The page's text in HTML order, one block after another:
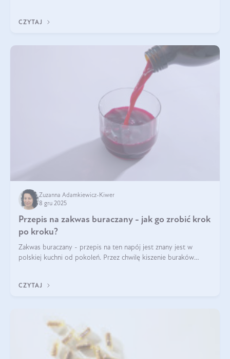
CZYTAJ
Zuzanna Adamkiewicz-Kiwer
8 gru 2025
Przepis na zakwas buraczany - jak go zrobić krok
po kroku?
Zakwas buraczany - przepis na ten napój jest znany jest w
polskiej kuchni od pokoleń. Przez chwilę kiszenie buraków
CZYTAJ